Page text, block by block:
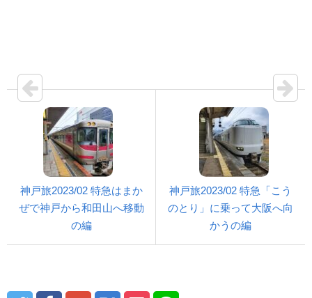
神戸旅2023/02 特急はまか
ぜで神戸から和田山へ移動
の編
神戸旅2023/02 特急「こう
のとり」に乗って大阪へ向
かうの編